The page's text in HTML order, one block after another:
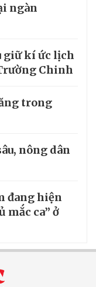
ngàn
giữ kí ức lịch
Chinh
trong
nông dân
đang hiện
mắc ca” ở